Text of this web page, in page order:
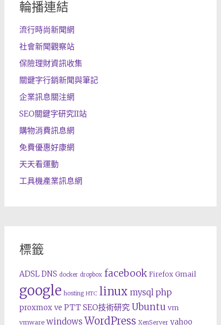
輪播連結
流行時尚新聞網
社會新聞觀察站
保險理財資訊收集
關鍵字行銷新聞與筆記
企業訊息關注網
SEO關鍵字研究II站
購物消費訊息網
免費優惠好康網
天天看運動
工具機產業訊息網
標籤
ADSL DNS docker dropbox facebook Firefox Gmail
google hosting HTC linux mysql php
proxmox ve PTT SEO技術研究 Ubuntu vm
vmware windows WordPress XenServer yahoo